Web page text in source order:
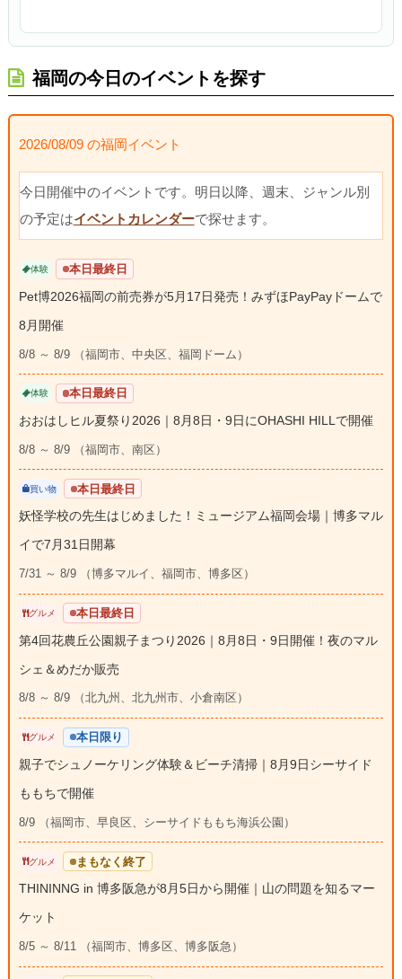
福岡の今日のイベントを探す
2026/08/09 の福岡イベント
今日開催中のイベントです。明日以降、週末、ジャンル別
の予定はイベントカレンダーで探せます。
体験 本日最終日
Pet博2026福岡の前売券が5月17日発売！みずほPayPayドームで
8月開催
8/8 ～ 8/9 （福岡市、中央区、福岡ドーム）
体験 本日最終日
おおはしヒル夏祭り2026｜8月8日・9日にOHASHI HILLで開催
8/8 ～ 8/9 （福岡市、南区）
買い物 本日最終日
妖怪学校の先生はじめました！ミュージアム福岡会場｜博多マル
イで7月31日開幕
7/31 ～ 8/9 （博多マルイ、福岡市、博多区）
グルメ 本日最終日
第4回花農丘公園親子まつり2026｜8月8日・9日開催！夜のマル
シェ＆めだか販売
8/8 ～ 8/9 （北九州、北九州市、小倉南区）
グルメ 本日限り
親子でシュノーケリング体験＆ビーチ清掃｜8月9日シーサイド
ももちで開催
8/9 （福岡市、早良区、シーサイドももち海浜公園）
グルメ まもなく終了
THININNG in 博多阪急が8月5日から開催｜山の問題を知るマー
ケット
8/5 ～ 8/11 （福岡市、博多区、博多阪急）